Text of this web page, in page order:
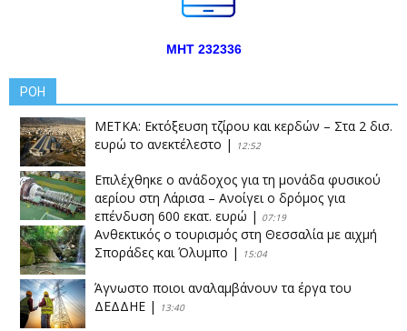
ΜΗΤ 232336
ΡΟΗ
ΜΕΤΚΑ: Εκτόξευση τζίρου και κερδών – Στα 2 δισ.
ευρώ το ανεκτέλεστο | 12:52
Επιλέχθηκε ο ανάδοχος για τη μονάδα φυσικού
αερίου στη Λάρισα – Ανοίγει ο δρόμος για
επένδυση 600 εκατ. ευρώ | 07:19
Ανθεκτικός ο τουρισμός στη Θεσσαλία με αιχμή
Σποράδες και Όλυμπο | 15:04
Άγνωστο ποιοι αναλαμβάνουν τα έργα του
ΔΕΔΔΗΕ | 13:40